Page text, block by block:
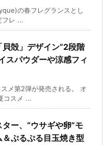
の春フレグランスとし
フレ ...
殻」デザイン”2段階
スパウダーや涼感フィ
メ第2弾が発売される。 オ
コスメ ...
ー、“ウサギや卵”モ
ぷるぷる目玉焼き型